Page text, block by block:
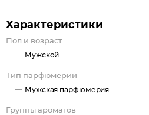
Шлейфовые ноты:
Ваниль, Гваяковое дерево, Пачули,
Характеристики
Пол и возраст
Мужской
Тип парфюмерии
Мужская парфюмерия
Группы ароматов